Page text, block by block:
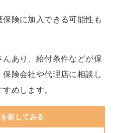
険に加入できる可能性も
あり、給付条件などが保
険会社や代理店に相談し
めします。
探してみる